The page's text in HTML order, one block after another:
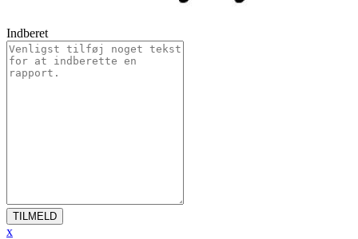
Indberet
TILMELD
x